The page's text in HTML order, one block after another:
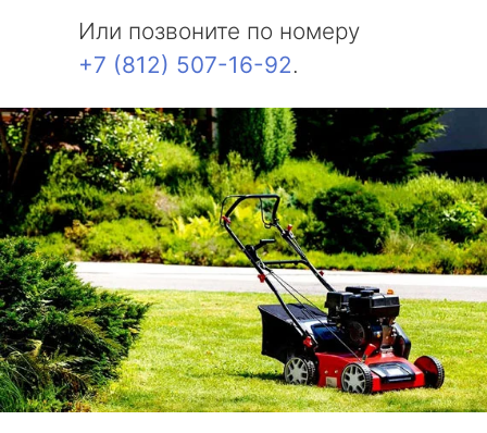
Или позвоните по номеру
+7 (812) 507-16-92.